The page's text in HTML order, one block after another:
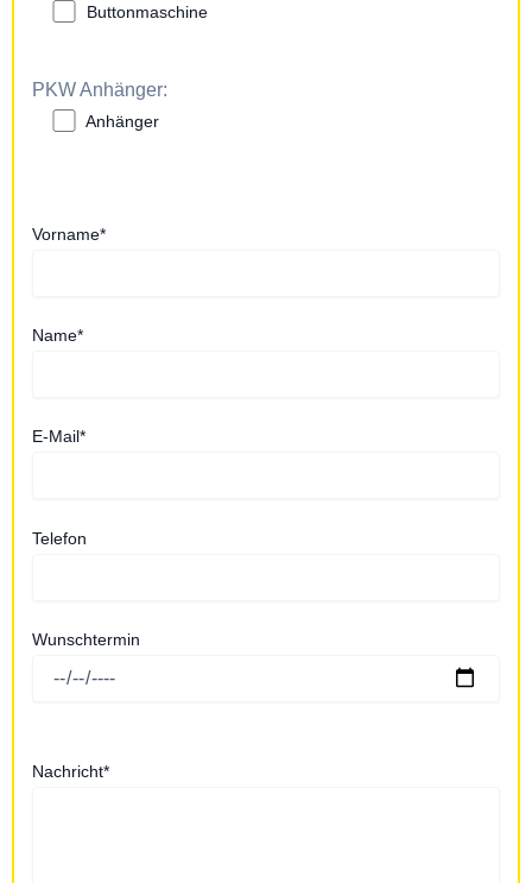
Buttonmaschine
PKW Anhänger:
Anhänger
Vorname*
Name*
E-Mail*
Telefon
Wunschtermin
Nachricht*